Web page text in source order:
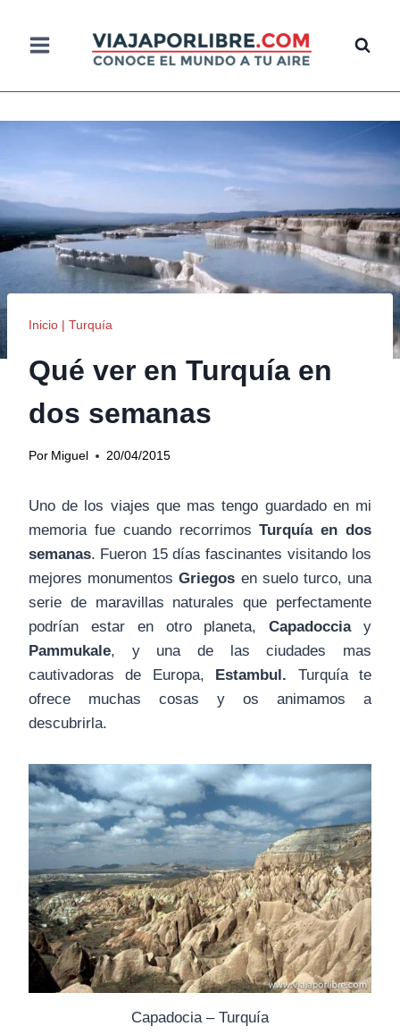
contenido
Inicio | Turquía
Qué ver en Turquía en
dos semanas
Por Miguel 20/04/2015
Uno de los viajes que mas tengo guardado en mi
memoria fue cuando recorrimosTurquía en dos
semanas. Fueron 15 días fascinantes visitando los
mejores monumentosGriegos en suelo turco, una
serie de maravillas naturales que perfectamente
podrían estar en otro planeta,Capadocciay
Pammukale,
y una de las ciudades mas
cautivadoras de Europa,
Estambul . Turquía te
ofrece muchas cosas y os animamos a
descubrirla.
Capadocia – Turquía